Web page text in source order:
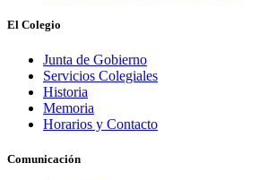
El Colegio
Junta de Gobierno
Servicios Colegiales
Historia
Memoria
Horarios y Contacto
Comunicación